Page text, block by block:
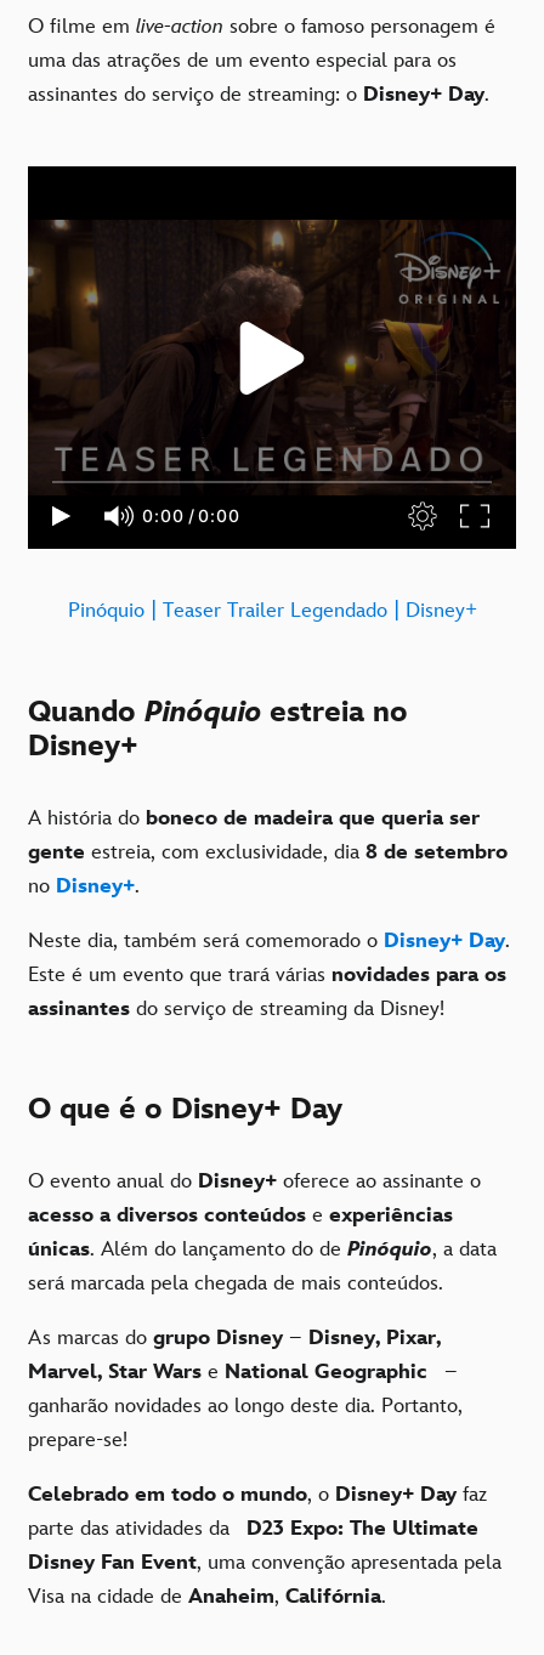
O filme em live-action sobre o famoso personagem é
uma das atrações de um evento especial para os
assinantes do serviço de streaming: o Disney+ Day.
Pinóquio | Teaser Trailer Legendado | Disney+
Quando Pinóquio estreia no
Disney+
A história do boneco de madeira que queria ser
gente estreia, com exclusividade, dia 8 de setembro
no Disney+.
Neste dia, também será comemorado o Disney+ Day.
Este é um evento que trará várias novidades para os
assinantes do serviço de streaming da Disney!
O que é o Disney+ Day
O evento anual do Disney+ oferece ao assinante o
acesso a diversos conteúdos e experiências
únicas. Além do lançamento do de Pinóquio, a data
será marcada pela chegada de mais conteúdos.
As marcas do grupo Disney – Disney, Pixar,
Marvel, Star Wars e National Geographic –
ganharão novidades ao longo deste dia. Portanto,
prepare-se!
Celebrado em todo o mundo, o Disney+ Day faz
parte das atividades da D23 Expo: The Ultimate
Disney Fan Event, uma convenção apresentada pela
Visa na cidade de Anaheim, Califórnia.